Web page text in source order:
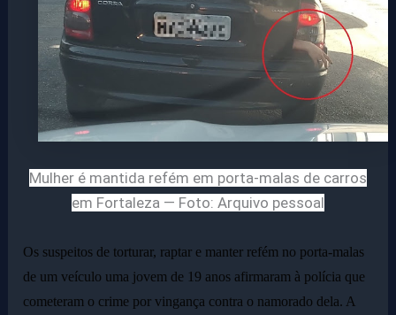
Mulher é mantida refém em porta-malas de carros
em Fortaleza — Foto: Arquivo pessoal
Os suspeitos de torturar, raptar e manter refém no porta-malas
de um veículo uma jovem de 19 anos afirmaram à polícia que
cometeram o crime por vingança contra o namorado dela. A